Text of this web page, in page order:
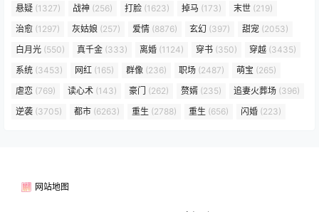
悬疑 (1327) 战神 (256) 打脸 (1623) 掉马 (173) 末世 (219)
治愈 (1297) 灰姑娘 (257) 爱情 (8876) 玄幻 (397) 甜宠 (2053)
白月光 (550) 真千金 (333) 离婚 (1124) 穿书 (350) 穿越 (3435)
系统 (3453) 网红 (165) 群像 (236) 职场 (2487) 萌宝 (265)
虐恋 (769) 读心术 (143) 豪门 (262) 赘婿 (235) 追妻火葬场 (396)
逆袭 (3705) 都市 (6263) 重生 (2788) 重生 (656) 闪婚 (223)
网站地图